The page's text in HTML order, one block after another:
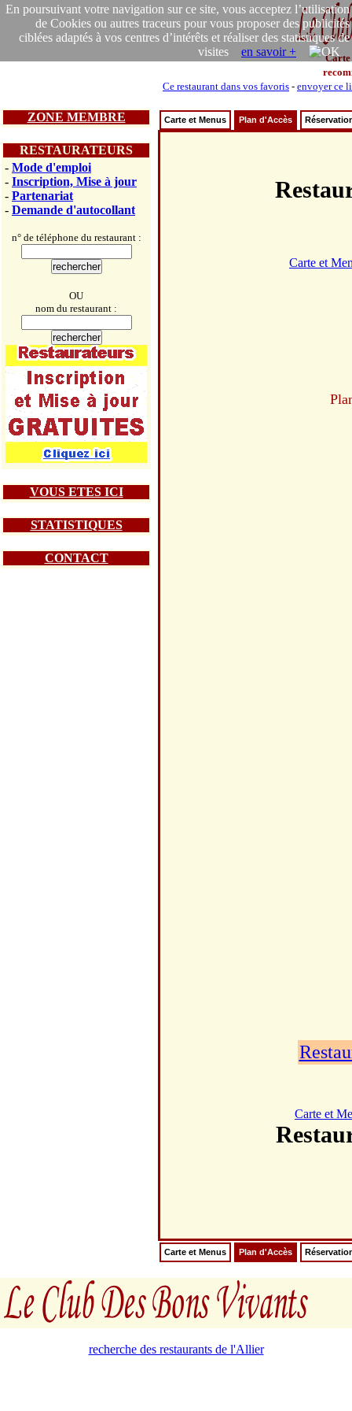
En poursuivant votre navigation sur ce site, vous acceptez l’utilisation
de Cookies ou autres traceurs pour vous proposer des publicités
ciblées adaptés à vos centres d’intérêts et réaliser des statistiques de
visites en savoir +
Carte
Ce restaurant dans vos favoris - envoyer ce
ZONE MEMBRE
RESTAURATEURS
- Mode d'emploi
- Inscription, Mise à jour
- Partenariat
- Demande d'autocollant
n° de téléphone du restaurant :
OU
nom du restaurant :
VOUS ETES ICI
STATISTIQUES
CONTACT
Carte et Menus Plan d'Accès
Carte et
Carte et
Carte et Menus Plan d'Accès
recherche des restaurants de l'Allier